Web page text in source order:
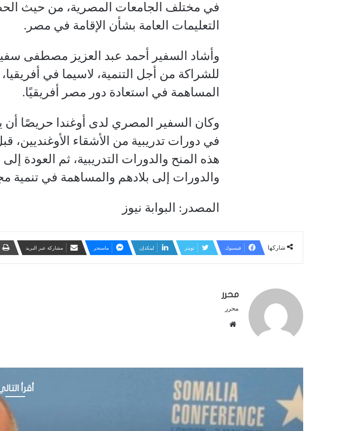
في مختلف الجامعات المصرية، من حيث
التعليمات العامة بشأن الإقامة في مصر.
وأشاد السفير أحمد عبد العزيز مصطفى سفير
للشراكة من أجل التنمية، لاسيما في
المساهمة في استعادة دور مصر أفريقيًا.
وكان السفير المصري لدى أوغندا حريصًا أن
في دورات تدريبية من الأشقاء
هذه المنح والدورات التدريبية، ثم العودة
والدورات إلى بلادهم والمساهمة في تنمية
المصدر: البوابة نيوز
شاركها فيسبوك تويتر لينكدإن ماسنجر مشاركة عبر البريد
محرر
محرر
ل
ي
ب
أقرأ
أخبار